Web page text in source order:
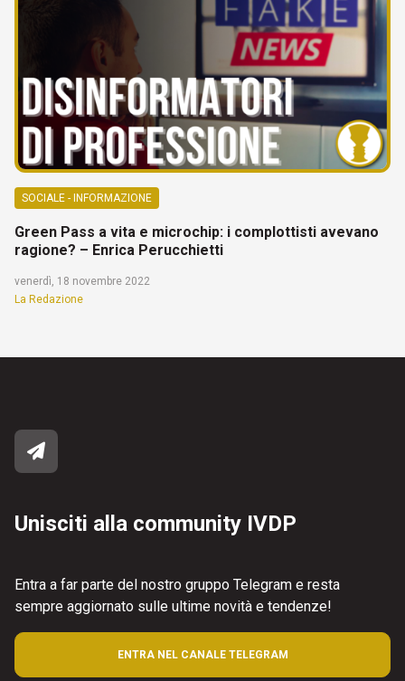
SOCIALE - INFORMAZIONE
Green Pass a vita e microchip: i complottisti avevano
ragione? – Enrica Perucchietti
venerdì, 18 novembre 2022
La Redazione
Unisciti alla community IVDP
Entra a far parte del nostro gruppo Telegram e resta
sempre aggiornato sulle ultime novità e tendenze!
ENTRA NEL CANALE TELEGRAM